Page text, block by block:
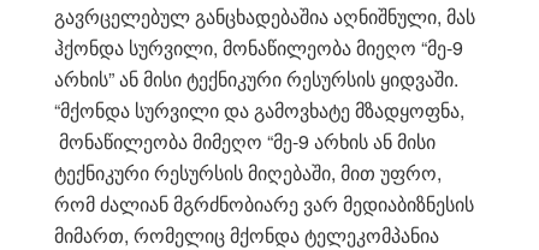
გავრცელებულ განცხადებაშია აღნიშნული, მას
ჰქონდა სურვილი, მონაწილეობა მიეღო “მე-9
არხის” ან მისი ტექნიკური რესურსის ყიდვაში.
“მქონდა სურვილი და გამოვხატე მზადყოფნა,
მონაწილეობა მიმეღო “მე-9 არხის ან მისი
ტექნიკური რესურსის მიღებაში, მით უფრო,
რომ ძალიან მგრძნობიარე ვარ მედიაბიზნესის
მიმართ, რომელიც მქონდა ტელეკომპანია